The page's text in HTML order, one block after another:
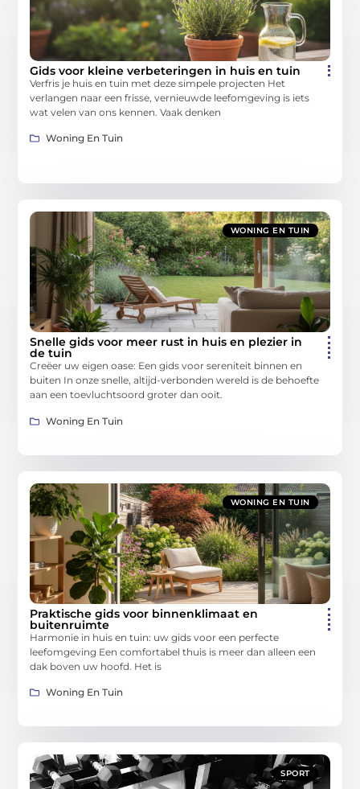
Gids voor kleine verbeteringen in huis en tuin
Verfris je huis en tuin met deze simpele projecten Het
verlangen naar een frisse, vernieuwde leefomgeving is iets
wat velen van ons kennen. Vaak denken
Woning En Tuin
WONING EN TUIN
Snelle gids voor meer rust in huis en plezier in
de tuin
Creëer uw eigen oase: Een gids voor sereniteit binnen en
buiten In onze snelle, altijd-verbonden wereld is de behoefte
aan een toevluchtsoord groter dan ooit.
Woning En Tuin
WONING EN TUIN
Praktische gids voor binnenklimaat en
buitenruimte
Harmonie in huis en tuin: uw gids voor een perfecte
leefomgeving Een comfortabel thuis is meer dan alleen een
dak boven uw hoofd. Het is
Woning En Tuin
SPORT